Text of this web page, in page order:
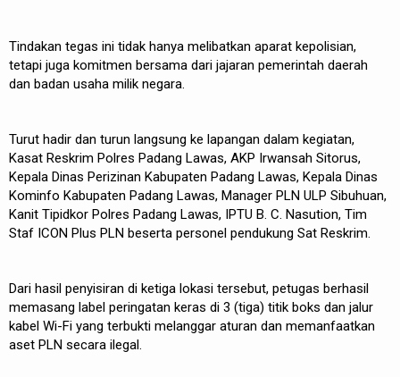
Tindakan tegas ini tidak hanya melibatkan aparat kepolisian,
tetapi juga komitmen bersama dari jajaran pemerintah daerah
dan badan usaha milik negara.
Turut hadir dan turun langsung ke lapangan dalam kegiatan,
Kasat Reskrim Polres Padang Lawas, AKP Irwansah Sitorus,
Kepala Dinas Perizinan Kabupaten Padang Lawas, Kepala Dinas
Kominfo Kabupaten Padang Lawas, Manager PLN ULP Sibuhuan,
Kanit Tipidkor Polres Padang Lawas, IPTU B. C. Nasution, Tim
Staf ICON Plus PLN beserta personel pendukung Sat Reskrim.
Dari hasil penyisiran di ketiga lokasi tersebut, petugas berhasil
memasang label peringatan keras di 3 (tiga) titik boks dan jalur
kabel Wi-Fi yang terbukti melanggar aturan dan memanfaatkan
aset PLN secara ilegal.